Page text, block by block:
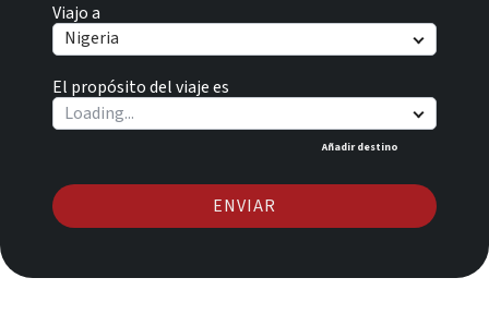
Viajo a
Nigeria
El propósito del viaje es
Añadir destino
ENVIAR